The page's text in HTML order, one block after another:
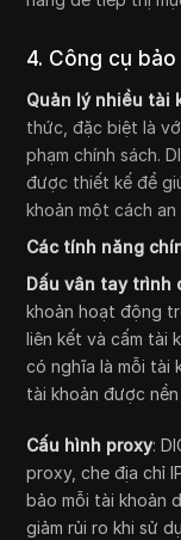
4. Công cụ
Quản lý nhiều tài
thức, đặc biệt là
phạm chính sách.
được thiết kế để
khoản một cách an
Các tính năng
Dấu vân tay trình
khoản hoạt động
liên kết và cấm tài
có nghĩa là mỗi tài
tài khoản được
Cấu hình proxy:
proxy, che địa chỉ
bảo mỗi tài khoản
giảm rủi ro khi sử